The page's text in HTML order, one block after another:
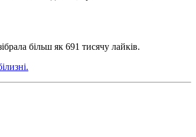
більш як 691 тисячу лайків.